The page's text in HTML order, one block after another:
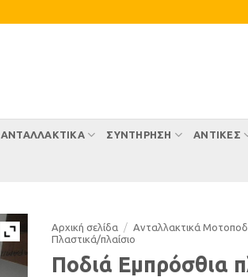
ΑΝΤΑΛΛΑΚΤΙΚΑ ΣΥΝΤΉΡΗΣΗ ΑΝΤΊΚΕΣ
Αρχική σελίδα / Ανταλλακτικά
Πλαστικά/πλαίσιο
Ποδιά Εμπρόσθια